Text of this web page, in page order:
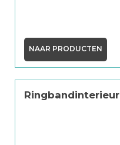
NAAR PRODUCTEN
Ringbandinterieur